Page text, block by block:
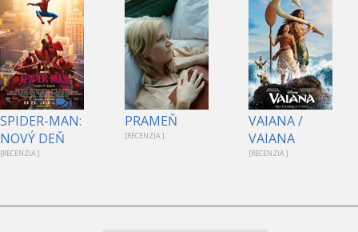
1
SPIDER-MAN:
NOVÝ DEŇ
[RECENZIA ]
PRAMEŇ
[RECENZIA ]
VAIANA /
VAIANA
[RECENZIA ]